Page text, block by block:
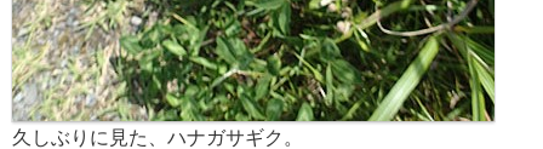
久しぶりに見た、ハナガサギク。